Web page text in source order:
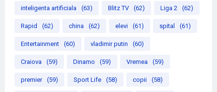
inteligenta artificiala (63) Blitz TV (62) Liga 2 (62)
Rapid (62) china (62) elevi (61) spital (61)
Entertainment (60) vladimir putin (60)
Craiova (59) Dinamo (59) Vremea (59)
premier (59) Sport Life (58) copii (58)